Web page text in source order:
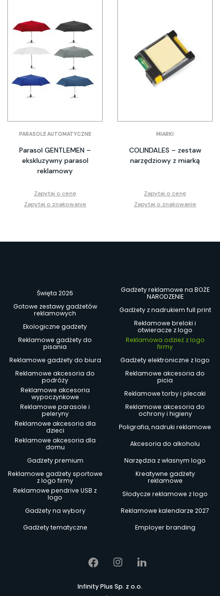
PARASOLE AUTOMATYCZNE
Parasol GENTLEMEN –
ekskluzywny parasol
reklamowy
Zapytaj o cenę
Zapytaj o znakowanie
MIARKI
COLINDALES – zestaw
narzędziowy z miarką
Zapytaj o cenę
Zapytaj o znakowanie
Święta 2026
Gadżety reklamowe na BOŻE
NARODZENIE
Gotowe zestawy gadżetów
reklamowych
Gadżety z nadrukiem full print
Ekologiczne gadżety
Reklamowe breloki i
otwieracze z logo
Reklamowe gadżety do
pisania
Reklamowa odzież z logo
firmy
Reklamowe gadżety do biura
Gadżety elektroniczne z logo
Reklamowe akcesoria do
podróży
Reklamowe akcesoria do
picia
Reklamowe akcesoria
wypoczynkowe
Reklamowe torby i plecaki
Reklamowe parasole i
peleryny
Reklamowe akcesoria do
ochrony i higieny
Reklamowe akcesoria dla
dzieci
Poligrafia, nadruki reklamowe
Reklamowe akcesoria dla
domu
Akcesoria do alkoholu
Gadżety premium
Narzędzia z własnym logo
Reklamowe gadżety sportowe
z logo firmy
Kreatywne gadżety
reklamowe
Reklamowe pendrive USB z
logo
Słodycze reklamowe z logo
Gadżety na wybory
Reklamowe kalendarze 2027
Gadżety tematyczne
Employer branding
Infinity Plus Sp. z o.o.